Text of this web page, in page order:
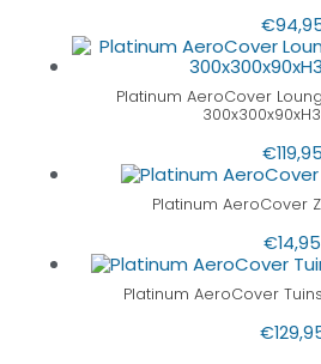
€
Platinum AeroCover
€119,95
Platinum AeroCover
€14,95
Platinum AeroCover
€